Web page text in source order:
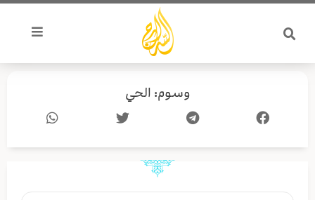
تخطي
المحتوى
وسوم: الحي